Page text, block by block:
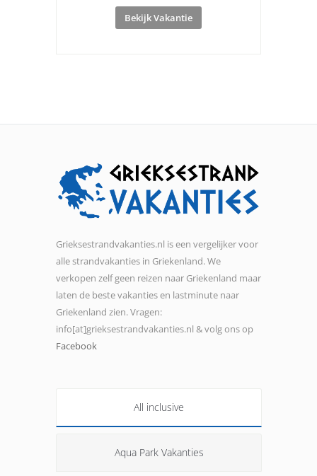
Bekijk Vakantie
Grieksestrandvakanties.nl is een vergelijker voor
alle strandvakanties in Griekenland. We
verkopen zelf geen reizen naar Griekenland maar
laten de beste vakanties en lastminute naar
Griekenland zien. Vragen:
info[at]grieksestrandvakanties.nl & volg ons op
Facebook
All inclusive
Aqua Park Vakanties